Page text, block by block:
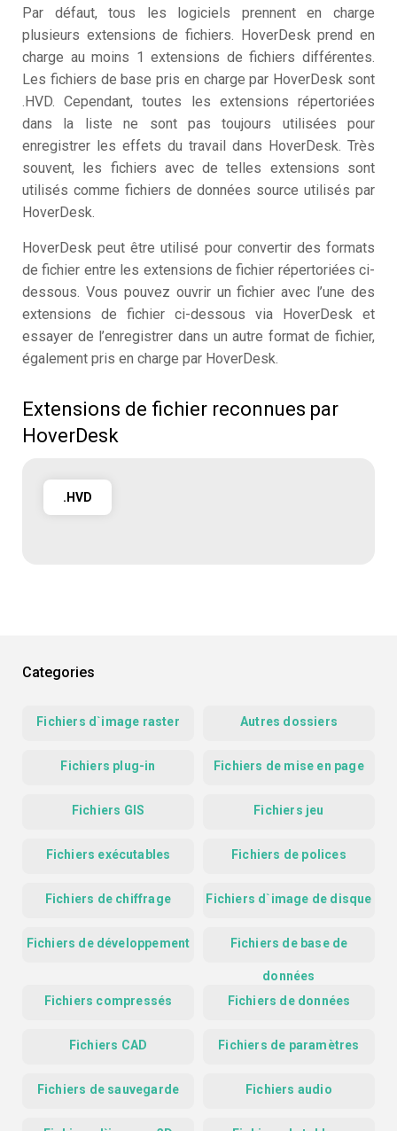
Par défaut, tous les logiciels prennent en charge
plusieurs extensions de fichiers. HoverDesk prend en
charge au moins 1 extensions de fichiers différentes.
Les fichiers de base pris en charge par HoverDesk sont
.HVD. Cependant, toutes les extensions répertoriées
dans la liste ne sont pas toujours utilisées pour
enregistrer les effets du travail dans HoverDesk. Très
souvent, les fichiers avec de telles extensions sont
utilisés comme fichiers de données source utilisés par
HoverDesk.
HoverDesk peut être utilisé pour convertir des formats
de fichier entre les extensions de fichier répertoriées ci-
dessous. Vous pouvez ouvrir un fichier avec l’une des
extensions de fichier ci-dessous via HoverDesk et
essayer de l’enregistrer dans un autre format de fichier,
également pris en charge par HoverDesk.
Extensions de fichier reconnues par
HoverDesk
.HVD
Categories
Fichiers d`image raster Autres dossiers
Fichiers plug-in Fichiers de mise en page
Fichiers GIS Fichiers jeu
Fichiers exécutables Fichiers de polices
Fichiers de chiffrage Fichiers d`image de disque
Fichiers de développement Fichiers de base de
données
Fichiers compressés
Fichiers de données
Fichiers CAD Fichiers de paramètres
Fichiers de sauvegarde Fichiers audio